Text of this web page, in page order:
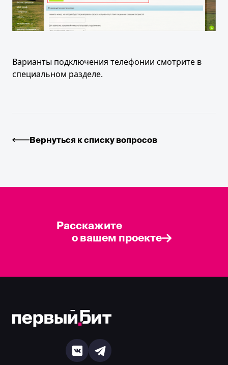
Варианты подключения телефонии смотрите в
специальном разделе.
Вернуться к списку вопросов
Расскажите
о вашем проекте